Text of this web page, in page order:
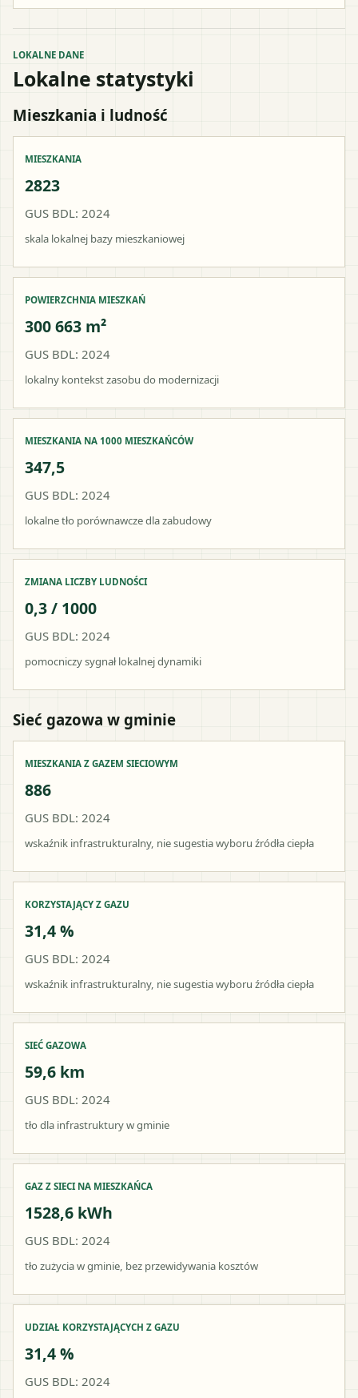
LOKALNE DANE
Lokalne statystyki
Mieszkania i ludność
MIESZKANIA
2823
GUS BDL: 2024
skala lokalnej bazy mieszkaniowej
POWIERZCHNIA MIESZKAŃ
300 663 m²
GUS BDL: 2024
lokalny kontekst zasobu do modernizacji
MIESZKANIA NA 1000 MIESZKAŃCÓW
347,5
GUS BDL: 2024
lokalne tło porównawcze dla zabudowy
ZMIANA LICZBY LUDNOŚCI
0,3 / 1000
GUS BDL: 2024
pomocniczy sygnał lokalnej dynamiki
Sieć gazowa w gminie
MIESZKANIA Z GAZEM SIECIOWYM
886
GUS BDL: 2024
wskaźnik infrastrukturalny, nie sugestia wyboru źródła ciepła
KORZYSTAJĄCY Z GAZU
31,4 %
GUS BDL: 2024
wskaźnik infrastrukturalny, nie sugestia wyboru źródła ciepła
SIEĆ GAZOWA
59,6 km
GUS BDL: 2024
tło dla infrastruktury w gminie
GAZ Z SIECI NA MIESZKAŃCA
1528,6 kWh
GUS BDL: 2024
tło zużycia w gminie, bez przewidywania kosztów
UDZIAŁ KORZYSTAJĄCYCH Z GAZU
31,4 %
GUS BDL: 2024